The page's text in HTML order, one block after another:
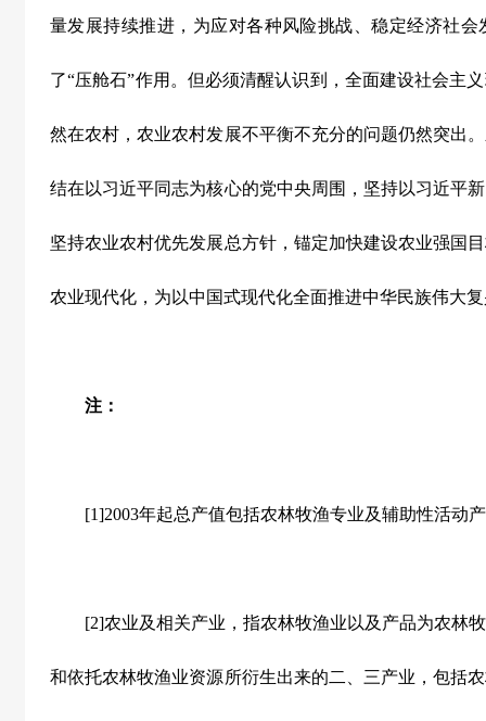
量发展持续推进，为应对各种风险挑战、稳定经济社
了“压舱石”作用。但必须清醒认识到，全面建设社会主
然在农村，农业农村发展不平衡不充分的问题仍然突出
结在以习近平同志为核心的党中央周围，坚持以习近平
坚持农业农村优先发展总方针，锚定加快建设农业强国
农业现代化，为以中国式现代化全面推进中华民族伟大
注：
[1]2003年起总产值包括农林牧渔专业及辅助性活动
[2]农业及相关产业，指农林牧渔业以及产品为农林牧
和依托农林牧渔业资源所衍生出来的二、三产业，包括